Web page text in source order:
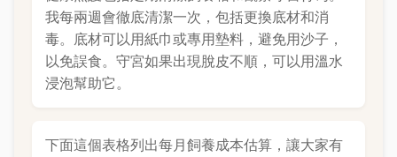
我每兩週會徹底清潔一次，包括更換底材和消
毒。底材可以用紙巾或專用墊料，避免用沙子，
以免誤食。守宮如果出現脫皮不順，可以用溫水
浸泡幫助它。
下面這個表格列出每月飼養成本估算，讓大家有